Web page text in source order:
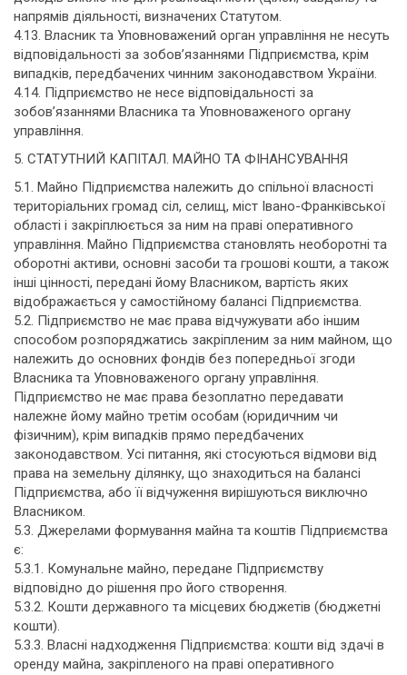
напрямів діяльності, визначених Статутом.
4.13. Власник та Уповноважений орган управління не несуть
відповідальності за зобов’язаннями Підприємства, крім
випадків, передбачених чинним законодавством України.
4.14. Підприємство не несе відповідальності за
зобов’язаннями Власника та Уповноваженого органу
управління.
5. СТАТУТНИЙ КАПІТАЛ. МАЙНО ТА ФІНАНСУВАННЯ
5.1. Майно Підприємства належить до спільної власності
територіальних громад сіл, селищ, міст Івано-Франківської
області і закріплюється за ним на праві оперативного
управління. Майно Підприємства становлять необоротні та
оборотні активи, основні засоби та грошові кошти, а також
інші цінності, передані йому Власником, вартість яких
відображається у самостійному балансі Підприємства.
5.2. Підприємство не має права відчужувати або іншим
способом розпоряджатись закріпленим за ним майном, що
належить до основних фондів без попередньої згоди
Власника та Уповноваженого органу управління.
Підприємство не має права безоплатно передавати
належне йому майно третім особам (юридичним чи
фізичним), крім випадків прямо передбачених
законодавством. Усі питання, які стосуються відмови від
права на земельну ділянку, що знаходиться на балансі
Підприємства, або її відчуження вирішуються виключно
Власником.
5.3. Джерелами формування майна та коштів Підприємства
є:
5.3.1. Комунальне майно, передане Підприємству
відповідно до рішення про його створення.
5.3.2. Кошти державного та місцевих бюджетів (бюджетні
кошти).
5.3.3. Власні надходження Підприємства: кошти від здачі в
оренду майна, закріпленого на праві оперативного